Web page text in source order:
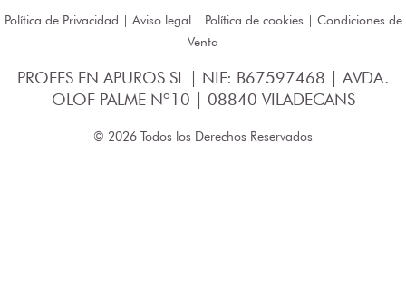
Política de Privacidad | Aviso legal| Política de cookies | Condiciones de
Venta
PROFES EN APUROS SL | NIF: B67597468 | AVDA.
OLOF PALME Nº10 | 08840 VILADECANS
© 2026 Todos los Derechos Reservados